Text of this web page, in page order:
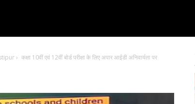
› कक्षा 10वीं एवं 12वीं बोर्ड परीक्षा के लिए अपार आईडी अनिवार्यता पर